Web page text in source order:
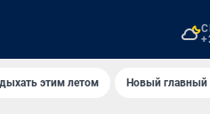
этим летом Новый главный